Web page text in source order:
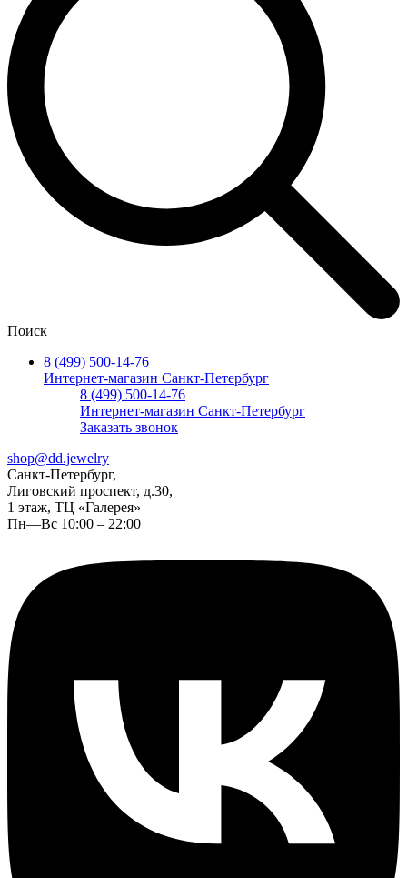
Поиск
8 (499) 500-14-76
Интернет-магазин Санкт-Петербург
8 (499) 500-14-76
Интернет-магазин Санкт-Петербург
Заказать звонок
shop@dd.jewelry
Санкт-Петербург,
Лиговский проспект, д.30,
1 этаж, ТЦ «Галерея»
Пн—Вс 10:00 – 22:00